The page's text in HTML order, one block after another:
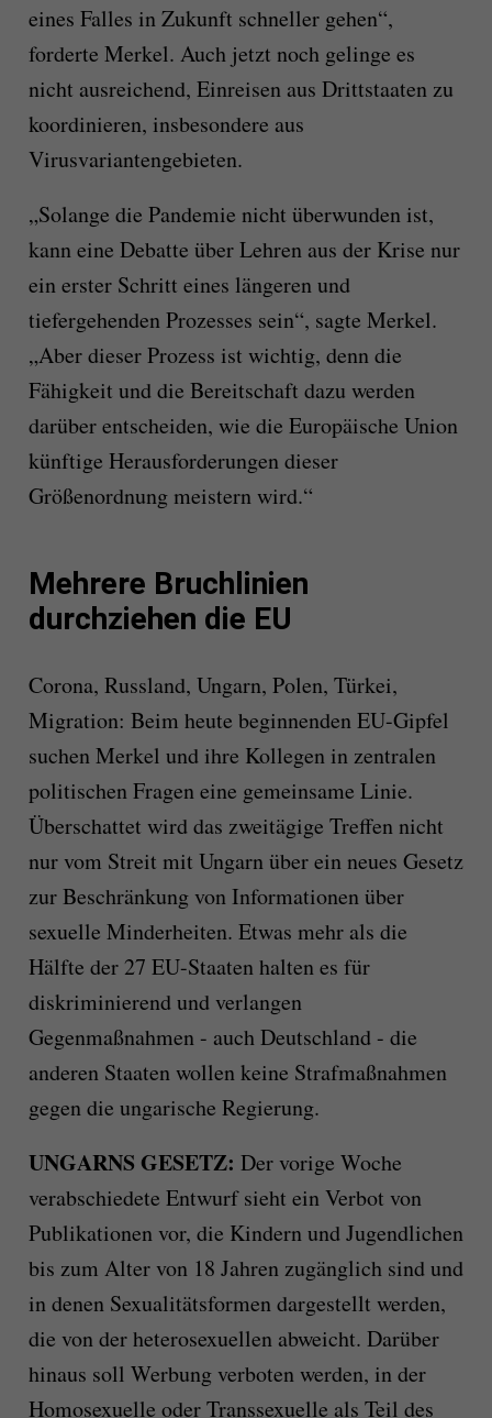
eines Falles in Zukunft schneller gehen“,
forderte Merkel. Auch jetzt noch gelinge es
nicht ausreichend, Einreisen aus Drittstaaten zu
koordinieren, insbesondere aus
Virusvariantengebieten.
„Solange die Pandemie nicht überwunden ist,
kann eine Debatte über Lehren aus der Krise nur
ein erster Schritt eines längeren und
tiefergehenden Prozesses sein“, sagte Merkel.
„Aber dieser Prozess ist wichtig, denn die
Fähigkeit und die Bereitschaft dazu werden
darüber entscheiden, wie die Europäische Union
künftige Herausforderungen dieser
Größenordnung meistern wird.“
Mehrere Bruchlinien
durchziehen die EU
Corona, Russland, Ungarn, Polen, Türkei,
Migration: Beim heute beginnenden EU-Gipfel
suchen Merkel und ihre Kollegen in zentralen
politischen Fragen eine gemeinsame Linie.
Überschattet wird das zweitägige Treffen nicht
nur vom Streit mit Ungarn über ein neues Gesetz
zur Beschränkung von Informationen über
sexuelle Minderheiten. Etwas mehr als die
Hälfte der 27 EU-Staaten halten es für
diskriminierend und verlangen
Gegenmaßnahmen - auch Deutschland - die
anderen Staaten wollen keine Strafmaßnahmen
gegen die ungarische Regierung.
UNGARNS GESETZ: Der vorige Woche
verabschiedete Entwurf sieht ein Verbot von
Publikationen vor, die Kindern und Jugendlichen
bis zum Alter von 18 Jahren zugänglich sind und
in denen Sexualitätsformen dargestellt werden,
die von der heterosexuellen abweicht. Darüber
hinaus soll Werbung verboten werden, in der
Homosexuelle oder Transsexuelle als Teil des